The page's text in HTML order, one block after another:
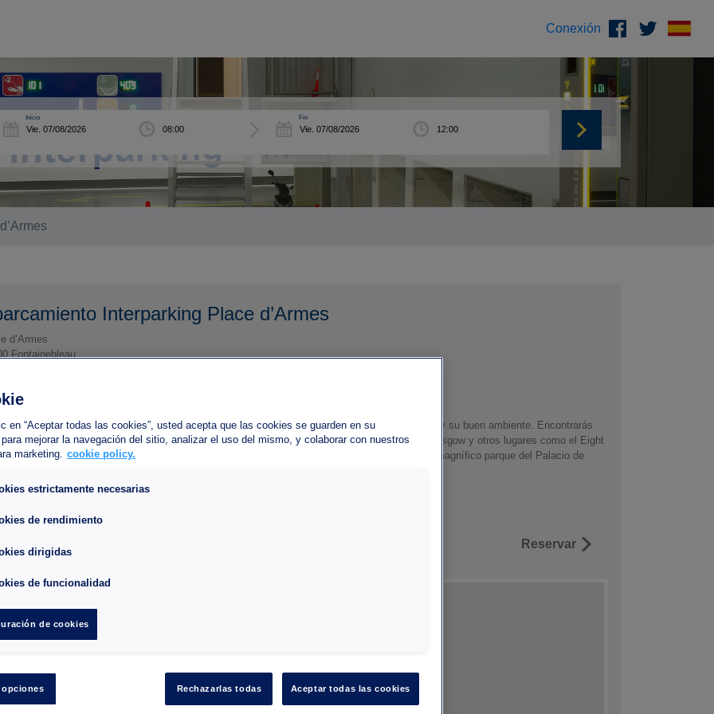
Conexión
Inicio Fin
Interparking Place d’Armes
d’Armes
Fontainebleau
máxima :
Place d'Armes está situado cerca de las calles peatonales de Montebello y del Coq Gris y su buen ambiente. Encontrarás
restaurantes, como la Petite Ardoise, La Marée y Le Mécano. Pero también pubs, el Glasgow y otros lugares como el Eight
el Enclave o el Triptik. El parking te permite estacionar al pie del barrio de Henri IV y del magnífico parque del Palacio de
sus fechas de llegada y de salida.
Reservar
en “Aceptar todas las cookies”, usted acepta que las cookies se guarden en su
mejorar la navegación del sitio, analizar el uso del mismo, y colaborar con nuestros
marketing. cookie policy.
estrictamente necesarias
de rendimiento
dirigidas
de funcionalidad
de cookies
opciones Rechazarlas todas Aceptar todas las cookies